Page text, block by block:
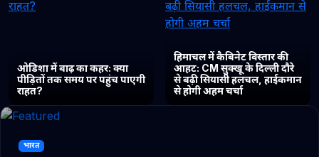
ओडिशा में बाढ़ का कहर: क्या
पीड़ितों तक समय पर पहुंच पाएगी
राहत?
हिमाचल में कैबिनेट विस्तार की
आहट: CM सुक्खू के दिल्ली दौरे
से बढ़ी सियासी हलचल, हाईकमान
से होगी अहम चर्चा
भारत